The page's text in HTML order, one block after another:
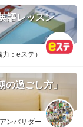
語レッスン
：eステ）
過ごし方」
ンバサダー